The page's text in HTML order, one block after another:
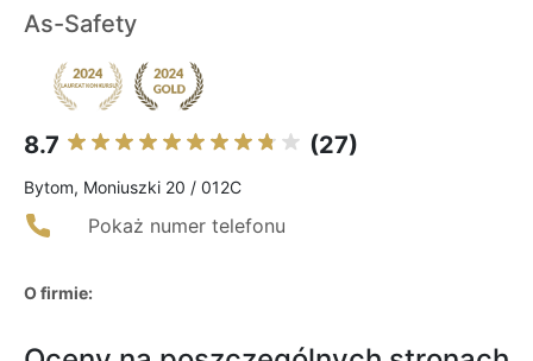
As-Safety
8.7 (27)
Bytom, Moniuszki 20 / 012C
Pokaż numer telefonu
O firmie: